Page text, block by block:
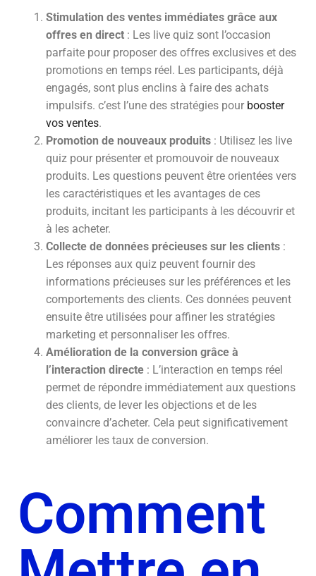
Stimulation des ventes immédiates grâce aux
offres en direct : Les live quiz sont l’occasion
parfaite pour proposer des offres exclusives et des
promotions en temps réel. Les participants, déjà
engagés, sont plus enclins à faire des achats
impulsifs. c’est l’une des stratégies pour booster
vos ventes.
Promotion de nouveaux produits : Utilisez les live
quiz pour présenter et promouvoir de nouveaux
produits. Les questions peuvent être orientées vers
les caractéristiques et les avantages de ces
produits, incitant les participants à les découvrir et
à les acheter.
Collecte de données précieuses sur les clients :
Les réponses aux quiz peuvent fournir des
informations précieuses sur les préférences et les
comportements des clients. Ces données peuvent
ensuite être utilisées pour affiner les stratégies
marketing et personnaliser les offres.
Amélioration de la conversion grâce à
l’interaction directe : L’interaction en temps réel
permet de répondre immédiatement aux questions
des clients, de lever les objections et de les
convaincre d’acheter. Cela peut significativement
améliorer les taux de conversion.
Comment